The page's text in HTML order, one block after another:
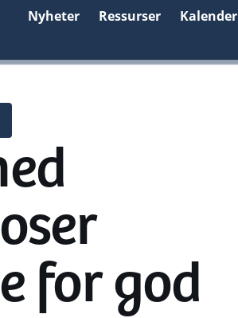
Nyheter Ressurser Kalender
for god